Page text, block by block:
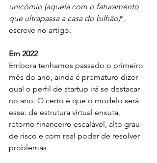
unicórnio (aquela com o faturamento
que ultrapassa a casa do bilhão)”,
escreve no artigo.
Em 2022
Embora tenhamos passado o primeiro
mês do ano, ainda é prematuro dizer
qual o perfil de startup irá se destacar
no ano. O certo é que o modelo será
esse: de estrutura virtual enxuta,
retorno financeiro escalável, alto grau
de risco e com real poder de resolver
problemas.